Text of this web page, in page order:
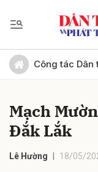
Công tác Dân
Mạch
Đắk Lắk
Lê Hường 18/05/
Gửi bình luận